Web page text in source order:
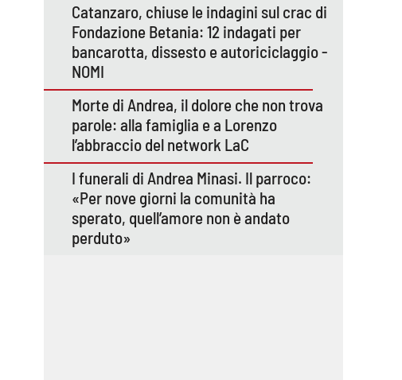
Catanzaro, chiuse le indagini sul crac di
Fondazione Betania: 12 indagati per
bancarotta, dissesto e autoriciclaggio -
NOMI
Morte di Andrea, il dolore che non trova
parole: alla famiglia e a Lorenzo
l’abbraccio del network LaC
I funerali di Andrea Minasi. Il parroco:
«Per nove giorni la comunità ha
sperato, quell’amore non è andato
perduto»